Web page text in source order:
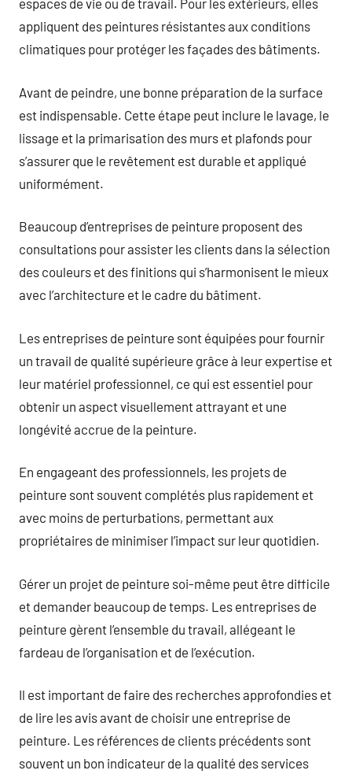
espaces de vie ou de travail. Pour les extérieurs, elles
appliquent des peintures résistantes aux conditions
climatiques pour protéger les façades des bâtiments.
Avant de peindre, une bonne préparation de la surface
est indispensable. Cette étape peut inclure le lavage, le
lissage et la primarisation des murs et plafonds pour
s’assurer que le revêtement est durable et appliqué
uniformément.
Beaucoup d’entreprises de peinture proposent des
consultations pour assister les clients dans la sélection
des couleurs et des finitions qui s’harmonisent le mieux
avec l’architecture et le cadre du bâtiment.
Les entreprises de peinture sont équipées pour fournir
un travail de qualité supérieure grâce à leur expertise et
leur matériel professionnel, ce qui est essentiel pour
obtenir un aspect visuellement attrayant et une
longévité accrue de la peinture.
En engageant des professionnels, les projets de
peinture sont souvent complétés plus rapidement et
avec moins de perturbations, permettant aux
propriétaires de minimiser l’impact sur leur quotidien.
Gérer un projet de peinture soi-même peut être difficile
et demander beaucoup de temps. Les entreprises de
peinture gèrent l’ensemble du travail, allégeant le
fardeau de l’organisation et de l’exécution.
Il est important de faire des recherches approfondies et
de lire les avis avant de choisir une entreprise de
peinture. Les références de clients précédents sont
souvent un bon indicateur de la qualité des services